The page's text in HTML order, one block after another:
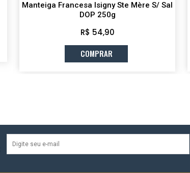
Manteiga Francesa Isigny Ste Mère S/ Sal
DOP 250g
R$ 54,90
COMPRAR